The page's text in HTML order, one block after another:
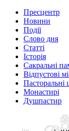
Пресцентр
Новини
Події
Слово дня
Статті
Історія
Сакральні
Відпустові
Пасторальні
Монастирі
Душпастир